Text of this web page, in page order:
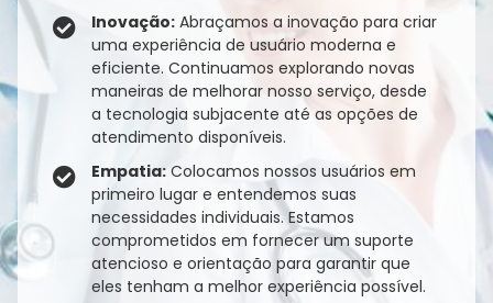
Inovação: Abraçamos a inovação para criar
uma experiência de usuário moderna e
eficiente. Continuamos explorando novas
maneiras de melhorar nosso serviço, desde
a tecnologia subjacente até as opções de
atendimento disponíveis.
Empatia: Colocamos nossos usuários em
primeiro lugar e entendemos suas
necessidades individuais. Estamos
comprometidos em fornecer um suporte
atencioso e orientação para garantir que
eles tenham a melhor experiência possível.